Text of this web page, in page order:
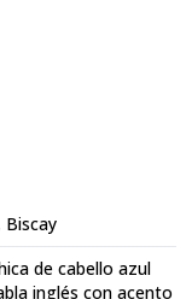
Biscay
de cabello azul
inglés con acento